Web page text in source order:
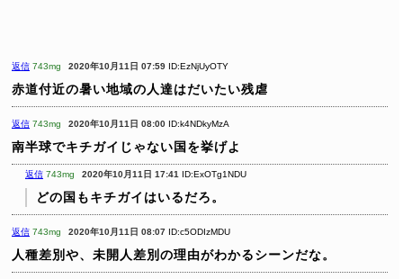
返信 743mg 2020年10月11日 07:59 ID:EzNjUyOTY
赤道付近の暑い地域の人達はだいたい残虐
返信 743mg 2020年10月11日 08:00 ID:k4NDkyMzA
南半球でキチガイじゃない国を挙げよ
返信 743mg 2020年10月11日 17:41 ID:ExOTg1NDU
どの国もキチガイはいるだろ。
返信 743mg 2020年10月11日 08:07 ID:c5ODIzMDU
人種差別や、未開人差別の理由がわかるシーンだな。